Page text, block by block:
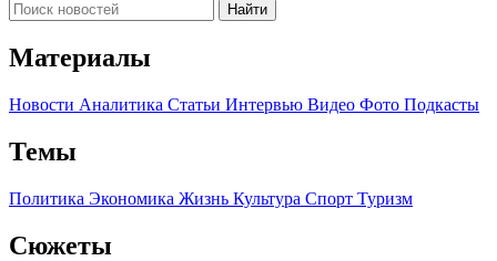
Найти
Материалы
Новости Аналитика Статьи Интервью Видео Фото Подкасты
Темы
Политика Экономика Жизнь Культура Спорт Туризм
Сюжеты